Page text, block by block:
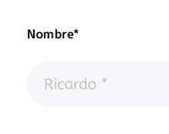
Nombre*